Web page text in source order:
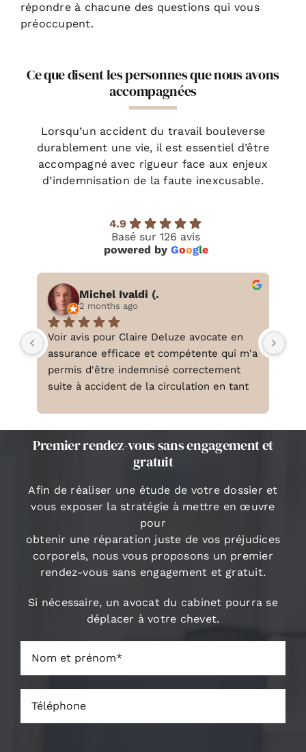
répondre à chacune des questions qui vous
préoccupent.
Ce que disent les personnes que nous avons
accompagnées
Lorsqu’un accident du travail bouleverse
durablement une vie, il est essentiel d’être
accompagné avec rigueur face aux enjeux
d’indemnisation de la faute inexcusable.
4.9
Basé sur 126 avis
powered by Google
Michel Ivaldi (.
2 months ago
Voir avis pour Claire Deluze avocate en
assurance efficace et compétente qui m'a
permis d'être indemnisé correctement
suite à accident de la circulation en tant
Premier rendez-vous sans engagement et
gratuit
Afin de réaliser une étude de votre dossier et
vous exposer la stratégie à mettre en œuvre
pour
obtenir une réparation juste de vos préjudices
corporels, nous vous proposons un premier
rendez-vous sans engagement et gratuit.
Si nécessaire, un avocat du cabinet pourra se
déplacer à votre chevet.